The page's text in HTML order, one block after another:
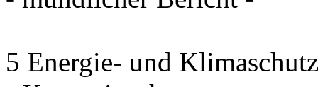
5 Energie- und